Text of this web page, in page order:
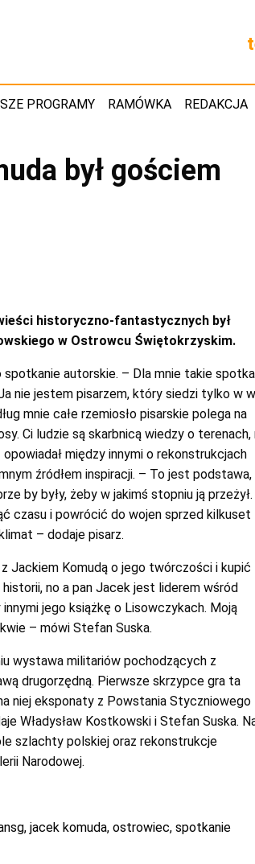
PROGRAMY RAMÓWKA REDAKCJA
był gościem
historyczno-fantastycznych był
w Ostrowcu Świętokrzyskim.
autorskie. – Dla mnie takie
nie jestem pisarzem, który siedzi tylko w w
mnie całe rzemiosło pisarskie polega na
Ci ludzie są skarbnicą wiedzy o terenach,
między innymi o rekonstrukcjach
źródłem inspiracji. – To jest podstawa,
by były, żeby w jakimś stopniu ją
czasu i powrócić do wojen sprzed kilkuset
– dodaje pisarz.
Jackiem Komudą o jego twórczości i kupić
no a pan Jacek jest liderem wśród
jego książkę o Lisowczykach. Moją
– mówi Stefan Suska.
wystawa militariów pochodzących z
drugorzędną. Pierwsze skrzypce gra ta
niej eksponaty z Powstania Styczniowego
Władysław Kostkowski i Stefan Suska.
szlachty polskiej oraz rekonstrukcje
Narodowej.
, jacek komuda, ostrowiec, spotkanie